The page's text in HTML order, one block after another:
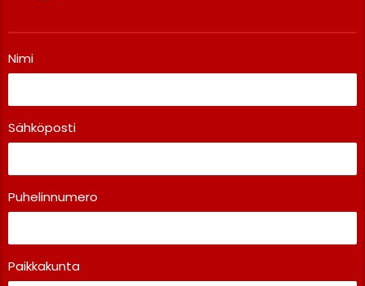
Nimi
Sähköposti
Puhelinnumero
Paikkakunta